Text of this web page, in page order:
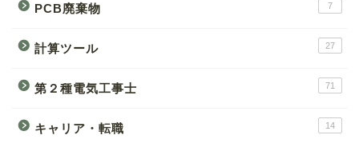
PCB廃棄物 7
計算ツール 27
第２種電気工事士 71
キャリア・転職 14